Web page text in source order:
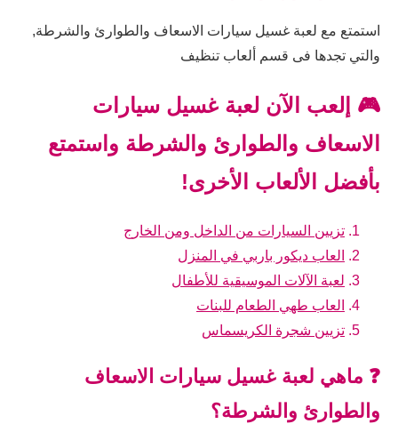
استمتع مع لعبة غسيل سيارات الاسعاف والطوارئ والشرطة,
والتي تجدها فى قسم ألعاب تنظيف
🎮 إلعب الآن لعبة غسيل سيارات
الاسعاف والطوارئ والشرطة واستمتع
بأفضل الألعاب الأخرى!
تزيين السيارات من الداخل ومن الخارج
العاب ديكور باربي في المنزل
لعبة الآلات الموسيقية للأطفال
العاب طهي الطعام للبنات
تزيين شجرة الكريسماس
❓ ماهي لعبة غسيل سيارات الاسعاف
والطوارئ والشرطة؟